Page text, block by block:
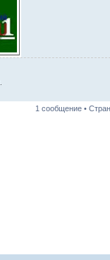
1 сообщение •